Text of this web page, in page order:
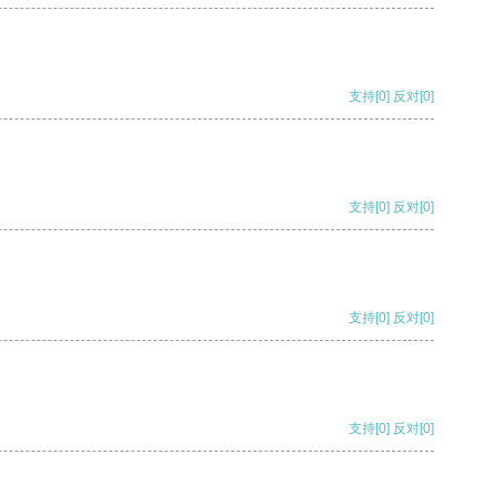
支持[0] 反对[0]
支持[0] 反对[0]
支持[0] 反对[0]
支持[0] 反对[0]